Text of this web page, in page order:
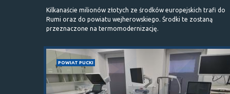
Kilkanaście milionów złotych ze środków europejskich trafi do
Rumi oraz do powiatu wejherowskiego. Środki te zostaną
przeznaczone na termomodernizację.
POWIAT PUCKI